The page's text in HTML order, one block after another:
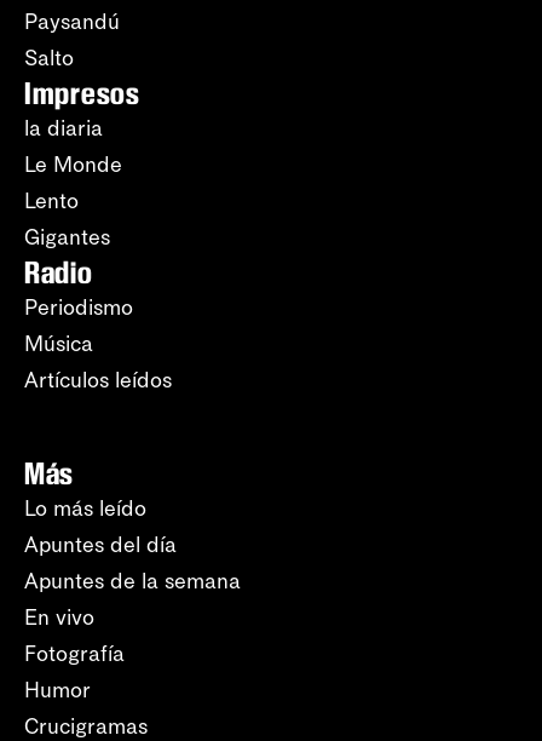
Paysandú
Salto
Impresos
la diaria
Le Monde
Lento
Gigantes
Radio
Periodismo
Música
Artículos leídos
Más
Lo más leído
Apuntes del día
Apuntes de la semana
En vivo
Fotografía
Humor
Crucigramas